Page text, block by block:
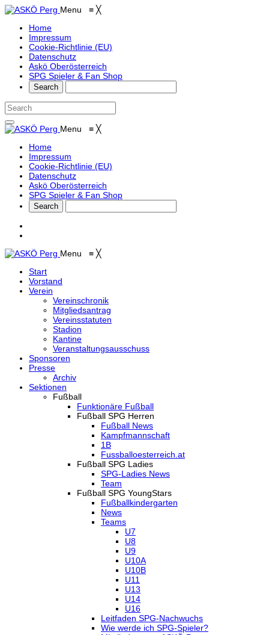
Menu ≡ ╳
Home
Impressum
Cookie-Richtlinie (EU)
Datenschutz
Askö Oberösterreich
SPG Spieler & Fan Shop
Menu ≡ ╳
Home
Impressum
Cookie-Richtlinie (EU)
Datenschutz
Askö Oberösterreich
SPG Spieler & Fan Shop
Menu ≡ ╳
Start
Vorstand
Verein
Vereinschronik
Mitgliedsantrag
Vereinsstatuten
Stadion
Kantine
Veranstaltungsausschuss
Sponsoren
Presse
Archiv
Sektionen
Fußball
Funktionäre Fußball
Fußball SPG Herren
Fußball News
Kampfmannschaft
1B
Fussballoesterreich.at
Fußball SPG Ladies
SPG-Ladies News
Team
Fußball SPG YoungStars
Fußballkindergarten
News
Teams
U7
U8
U9
U10A
U10B
U11
U13
U14
U16
Leitfaden SPG-Nachwuchs
Wie werde ich SPG-Spieler?